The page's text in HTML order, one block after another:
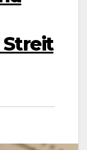
Streit